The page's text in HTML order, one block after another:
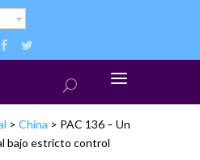
> China > PAC 136 – Un
bajo estricto control